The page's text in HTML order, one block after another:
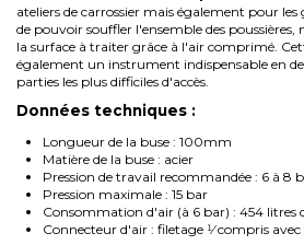
ateliers de carrossier mais également pour
de pouvoir souffler l'ensemble des poussières,
la surface à traiter grâce à l'air comprimé.
également un instrument indispensable en
parties les plus difficiles d'accès.
Données techniques :
Longueur de la buse : 100mm
Matière de la buse : acier
Pression de travail recommandée : 6 à 8
Pression maximale : 15 bar
Consommation d'air (à 6 bar) : 454 litres
Connecteur d'air : filetage 1⁄ compris